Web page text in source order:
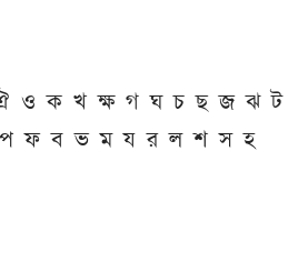
ও ক খ ক্ষ গ ঘ চ ছ জ ঝ ট
প ফ ব ভ ম য র ল শ স হ